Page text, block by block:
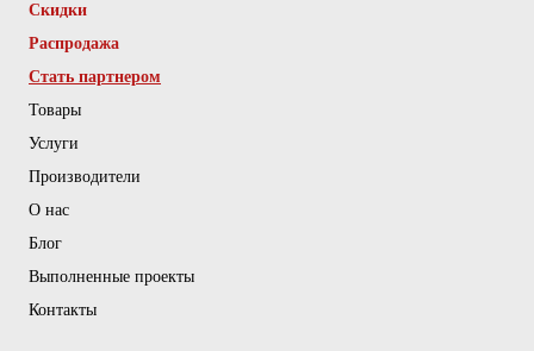
Скидки
Распродажа
Стать партнером
Товары
Услуги
Производители
О нас
Блог
Выполненные проекты
Контакты